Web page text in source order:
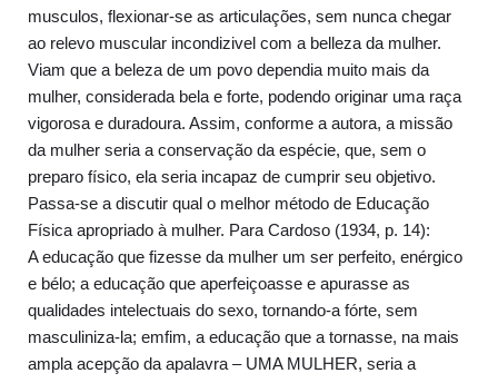
musculos, flexionar-se as articulações, sem nunca chegar
ao relevo muscular incondizivel com a belleza da mulher.
Viam que a beleza de um povo dependia muito mais da
mulher, considerada bela e forte, podendo originar uma raça
vigorosa e duradoura. Assim, conforme a autora, a missão
da mulher seria a conservação da espécie, que, sem o
preparo físico, ela seria incapaz de cumprir seu objetivo.
Passa-se a discutir qual o melhor método de Educação
Física apropriado à mulher. Para Cardoso (1934, p. 14):
A educação que fizesse da mulher um ser perfeito, enérgico
e bélo; a educação que aperfeiçoasse e apurasse as
qualidades intelectuais do sexo, tornando-a fórte, sem
masculiniza-la; emfim, a educação que a tornasse, na mais
ampla acepção da apalavra – UMA MULHER, seria a